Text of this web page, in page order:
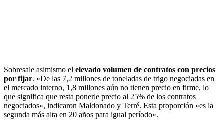
Sobresale asimismo el elevado volumen de contratos con precios
por fijar. «De las 7,2 millones de toneladas de trigo negociadas en
el mercado interno, 1,8 millones aún no tienen precio en firme, lo
que significa que resta ponerle precio al 25% de los contratos
negociados», indicaron Maldonado y Terré. Esta proporción «es la
segunda más alta en 20 años para igual período».